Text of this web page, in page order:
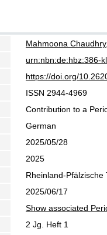
Mahmoona Chaudhry
urn:nbn:de:hbz:386-
https://doi.org/
ISSN 2944-4969
Contribution to a
German
2025/05/28
2025
Rheinland-
2025/06/17
Show associated
2 Jg. Heft 1